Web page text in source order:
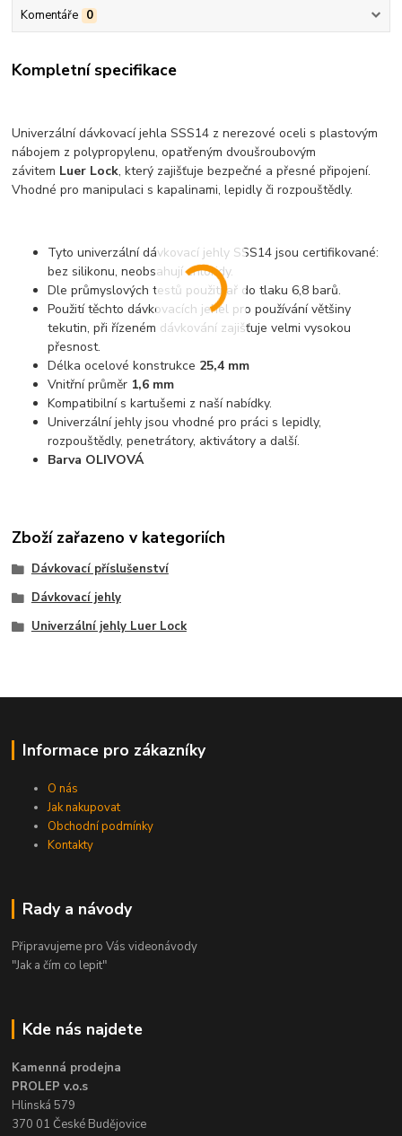
Komentáře 0
Kompletní specifikace
Univerzální dávkovací jehla SSS14 z nerezové oceli s plastovým
nábojem z polypropylenu, opatřeným dvoušroubovým
závitem Luer Lock, který zajišťuje bezpečné a přesné připojení.
Vhodné pro manipulaci s kapalinami, lepidly či rozpouštědly.
Tyto univerzální dávkovací jehly SSS14 jsou certifikované:
bez silikonu, neobsahují chloridy.
Dle průmyslových testů použití ař do tlaku 6,8 barů.
Použití těchto dávkovacích jehel pro používání většiny
tekutin, při řízeném dávkování zajišťuje velmi vysokou
přesnost.
Délka ocelové konstrukce 25,4 mm
Vnitřní průměr 1,6 mm
Kompatibilní s kartušemi z naší nabídky.
Univerzální jehly jsou vhodné pro práci s lepidly,
rozpouštědly, penetrátory, aktivátory a další.
Barva OLIVOVÁ
Zboží zařazeno v kategoriích
Dávkovací příslušenství
Dávkovací jehly
Univerzální jehly Luer Lock
Informace pro zákazníky
O nás
Jak nakupovat
Obchodní podmínky
Kontakty
Rady a návody
Připravujeme pro Vás videonávody
"Jak a čím co lepit"
Kde nás najdete
Kamenná prodejna
PROLEP v.o.s
Hlinská 579
370 01 České Budějovice